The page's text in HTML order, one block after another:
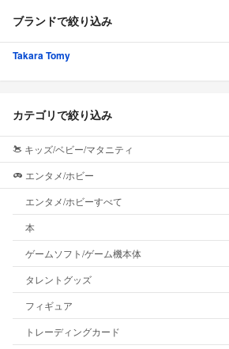
ブランドで絞り込み
Takara Tomy
カテゴリで絞り込み
キッズ/ベビー/マタニティ
エンタメ/ホビー
エンタメ/ホビーすべて
本
ゲームソフト/ゲーム機本体
タレントグッズ
フィギュア
トレーディングカード